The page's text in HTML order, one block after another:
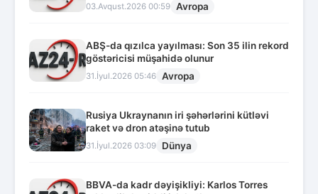
03.Avqust.2026 00:59 Avropa
ABŞ-da qızılca yayılması: Son 35 ilin rekord
göstəricisi müşahidə olunur
31.İyul.2026 05:46 Avropa
Rusiya Ukraynanın iri şəhərlərini kütləvi
raket və dron atəşinə tutub
31.İyul.2026 03:09 Dünya
BBVA-da kadr dəyişikliyi: Karlos Torres